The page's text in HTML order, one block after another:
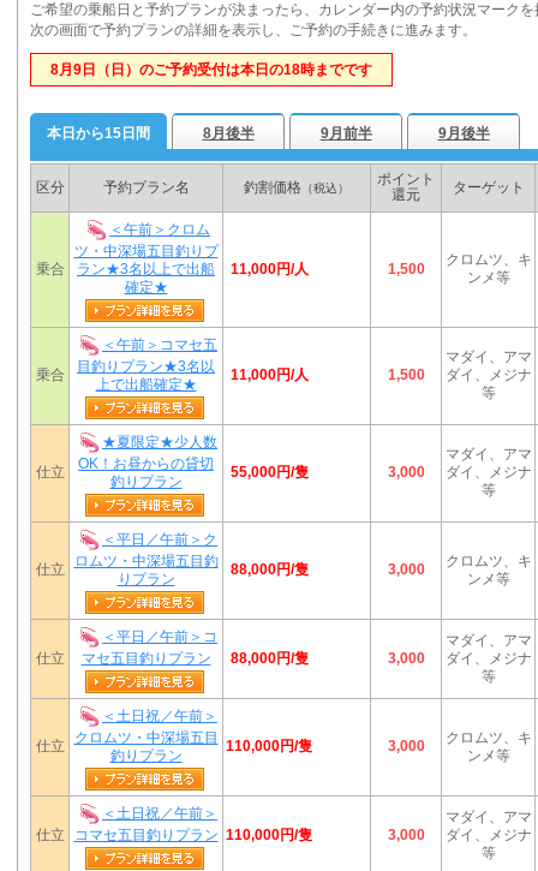
ご希望の乗船日と予約プランが決まったら、カレンダー内の予約状況マーク
次の画面で予約プランの詳細を表示し、ご予約の手続きに進みます。
8月9日（日）のご予約受付は本日の18時までです
本日から15日間 8月後半 9月前半 9月後半
区分 予約プラン名 釣割価格 （税込）
ポイント
還元
ターゲット
乗合
＜午前＞クロム
ツ・中深場五目釣りプ
ラン★3名以上で出船
確定★
11,000円/人 1,500
クロムツ、キ
ンメ等
乗合
＜午前＞コマセ五
目釣りプラン★3名以
上で出船確定★
11,000円/人 1,500
マダイ、アマ
ダイ、メジナ
等
仕立
★夏限定★少人数
OK！お昼からの貸切
釣りプラン
55,000円/隻 3,000
マダイ、アマ
ダイ、メジナ
等
仕立
＜平日／午前＞ク
ロムツ・中深場五目釣
りプラン
88,000円/隻 3,000
クロムツ、キ
ンメ等
仕立
＜平日／午前＞コ
マセ五目釣りプラン
88,000円/隻 3,000
マダイ、アマ
ダイ、メジナ
等
仕立
＜土日祝／午前＞
クロムツ・中深場五目
釣りプラン
110,000円/隻 3,000
クロムツ、キ
ンメ等
仕立
＜土日祝／午前＞
コマセ五目釣りプラン 110,000円/隻 3,000
マダイ、アマ
ダイ、メジナ
等